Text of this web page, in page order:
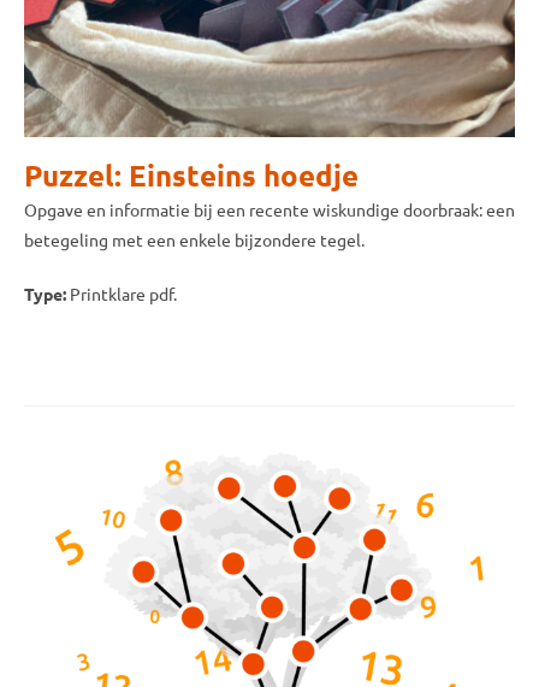
Puzzel: Einsteins hoedje
Opgave en informatie bij een recente wiskundige doorbraak: een
betegeling met een enkele bijzondere tegel.
Type: Printklare pdf.